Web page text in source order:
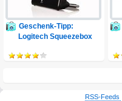
Geschenk-Tipp:
Logitech Squeezebox
RSS-Feeds